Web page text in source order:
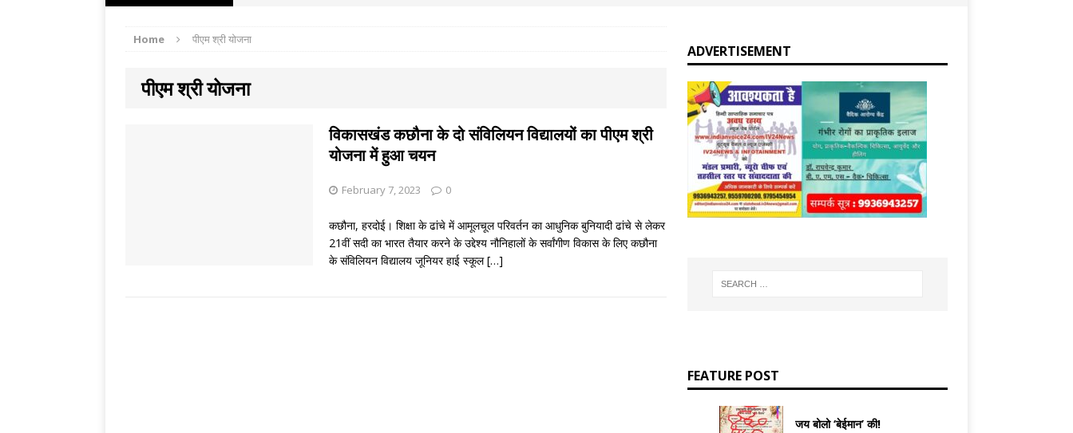
THINKING MATTER
[ August 6, 2026 ] जय बोलो ‘बेईमान’ की!
Home पीएम श्री योजना
पीएम श्री योजना
विकासखंड कछौना के दो संविलियन विद्यालयों का पीएम श्री
योजना में हुआ चयन
February 7, 2023 0
कछौना, हरदोई। शिक्षा के ढांचे में आमूलचूल परिवर्तन का आधुनिक बुनियादी ढांचे से लेकर
21वीं सदी का भारत तैयार करने के उद्देश्य नौनिहालों के सर्वांगीण विकास के लिए कछौना
के संविलियन विद्यालय जूनियर हाई स्कूल[…]
ADVERTISEMENT
FEATURE POST
जय बोलो ‘बेईमान’ की!